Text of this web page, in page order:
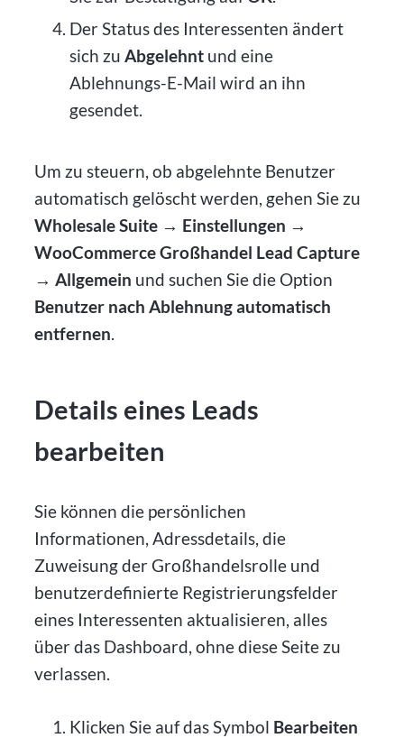
Der Status des Interessenten ändert
sich zu Abgelehntund eine
Ablehnungs-E-Mail wird an ihn
gesendet.
Um zu steuern, ob abgelehnte Benutzer
automatisch gelöscht werden, gehen Sie zu
Wholesale Suite → Einstellungen →
WooCommerce Großhandel Lead Capture
→ Allgemein und suchen Sie die Option
Benutzer nach Ablehnung automatisch
entfernen.
Details eines Leads
bearbeiten
Sie können die persönlichen
Informationen, Adressdetails, die
Zuweisung der Großhandelsrolle und
benutzerdefinierte Registrierungsfelder
eines Interessenten aktualisieren, alles
über das Dashboard, ohne diese Seite zu
verlassen.
Klicken Sie auf das Symbol Bearbeiten